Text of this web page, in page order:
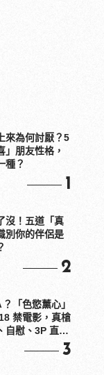
來為何討厭？5
」朋友性格，
種？
1
沒！五道「真
別你的伴侶是
2
「色慾薰心」
禁電影，真槍
自慰、3P 直接
3